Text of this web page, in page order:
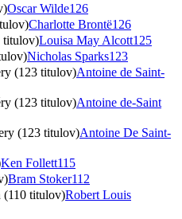
Oscar Wilde126
Charlotte Brontë126
titulov)Louisa May Alcott125
Nicholas Sparks123
(123 titulov)Antoine de Saint-
(123 titulov)Antoine de-Saint
(123 titulov)Antoine De Saint-
Ken Follett115
Bram Stoker112
(110 titulov)Robert Louis